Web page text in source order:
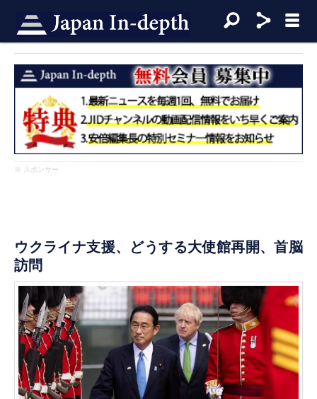
※ スポンサー
ウクライナ支援、どうする大使館再開、首脳
訪問